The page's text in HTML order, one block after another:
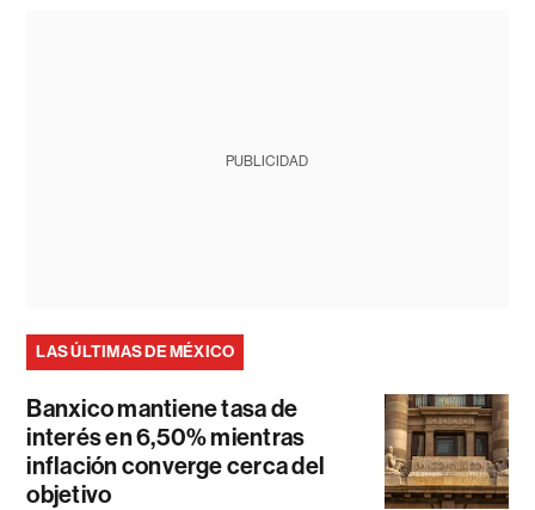
PUBLICIDAD
LAS ÚLTIMAS DE MÉXICO
Banxico mantiene tasa de
interés en 6,50% mientras
inflación converge cerca del
objetivo